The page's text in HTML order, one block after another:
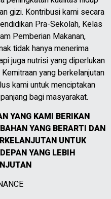
gizi. Kontribusi kami secara
Pra-Sekolah, Kelas
Pemberian Makanan,
tidak hanya menerima
juga nutrisi yang diperlukan
yang berkelanjutan
kami untuk menciptakan
bagi masyarakat.
YANG KAMI BERIKAN
YANG BERARTI DAN
UNTUK
YANG LEBIH